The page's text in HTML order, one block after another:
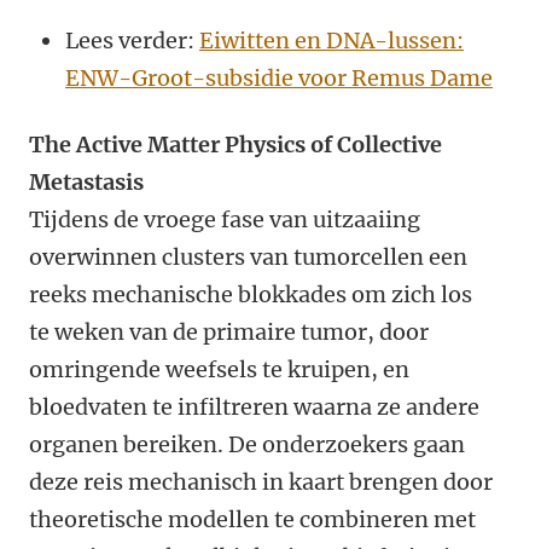
Lees verder: Eiwitten en DNA-lussen:
ENW-Groot-subsidie voor Remus Dame
The Active Matter Physics of Collective
Metastasis
Tijdens de vroege fase van uitzaaiing
overwinnen clusters van tumorcellen een
reeks mechanische blokkades om zich los
te weken van de primaire tumor, door
omringende weefsels te kruipen, en
bloedvaten te infiltreren waarna ze andere
organen bereiken. De onderzoekers gaan
deze reis mechanisch in kaart brengen door
theoretische modellen te combineren met